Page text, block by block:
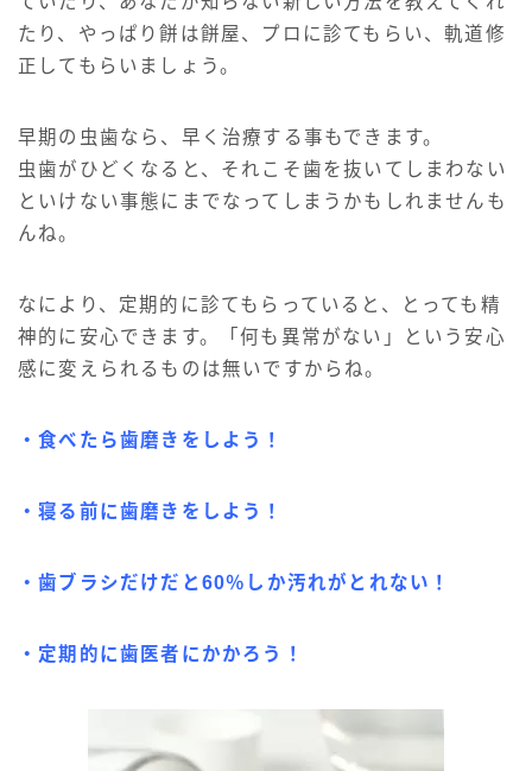
たり、やっぱり餅は餅屋、プロに診てもらい、軌道修
正してもらいましょう。
早期の虫歯なら、早く治療する事もできます。
虫歯がひどくなると、それこそ歯を抜いてしまわない
といけない事態にまでなってしまうかもしれませんも
んね。
なにより、定期的に診てもらっていると、とっても精
神的に安心できます。「何も異常がない」という安心
感に変えられるものは無いですからね。
・食べたら歯磨きをしよう！
・寝る前に歯磨きをしよう！
・歯ブラシだけだと60％しか汚れがとれない！
・定期的に歯医者にかかろう！